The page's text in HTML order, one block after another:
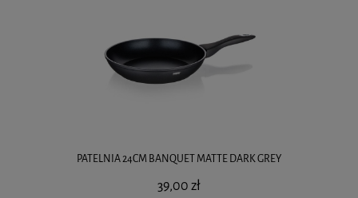
PATELNIA 24CM BANQUET MATTE DARK GREY
39,00 zł